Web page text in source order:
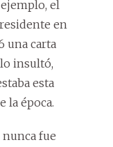
el
en
una carta
insultó,
esta
la época.
nunca fue